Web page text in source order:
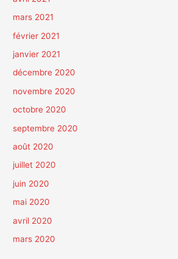
mars 2021
février 2021
janvier 2021
décembre 2020
novembre 2020
octobre 2020
septembre 2020
août 2020
juillet 2020
juin 2020
mai 2020
avril 2020
mars 2020